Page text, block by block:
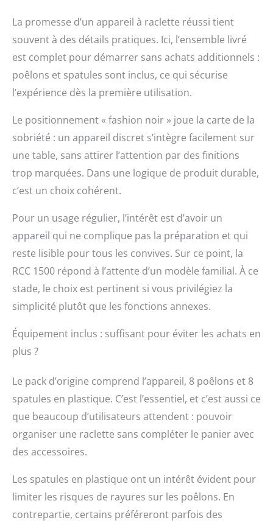
La promesse d’un appareil à raclette réussi tient
souvent à des détails pratiques. Ici, l’ensemble livré
est complet pour démarrer sans achats additionnels :
poêlons et spatules sont inclus, ce qui sécurise
l’expérience dès la première utilisation.
Le positionnement « fashion noir » joue la carte de la
sobriété : un appareil discret s’intègre facilement sur
une table, sans attirer l’attention par des finitions
trop marquées. Dans une logique de produit durable,
c’est un choix cohérent.
Pour un usage régulier, l’intérêt est d’avoir un
appareil qui ne complique pas la préparation et qui
reste lisible pour tous les convives. Sur ce point, la
RCC 1500 répond à l’attente d’un modèle familial. À ce
stade, le choix est pertinent si vous privilégiez la
simplicité plutôt que les fonctions annexes.
Équipement inclus : suffisant pour éviter les achats en
plus ?
Le pack d’origine comprend l’appareil, 8 poêlons et 8
spatules en plastique. C’est l’essentiel, et c’est aussi ce
que beaucoup d’utilisateurs attendent : pouvoir
organiser une raclette sans compléter le panier avec
des accessoires.
Les spatules en plastique ont un intérêt évident pour
limiter les risques de rayures sur les poêlons. En
contrepartie, certains préféreront parfois des